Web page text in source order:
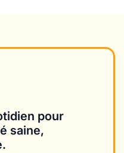
pour
saine,